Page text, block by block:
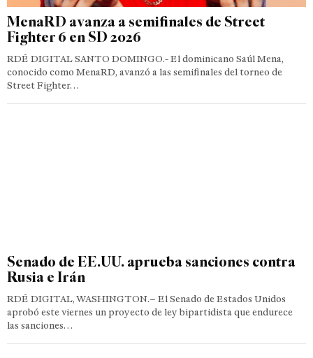
MenaRD avanza a semifinales de Street
Fighter 6 en SD 2026
RDÉ DIGITAL SANTO DOMINGO.- El dominicano Saúl Mena,
conocido como MenaRD, avanzó a las semifinales del torneo de
Street Fighter…
Senado de EE.UU. aprueba sanciones contra
Rusia e Irán
RDÉ DIGITAL, WASHINGTON.– El Senado de Estados Unidos
aprobó este viernes un proyecto de ley bipartidista que endurece
las sanciones…